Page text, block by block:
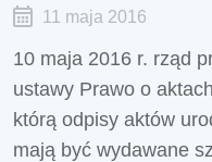
11 maja 2016
10 maja 2016 r. rząd
ustawy Prawo o
którą odpisy aktów
mają być wydawane